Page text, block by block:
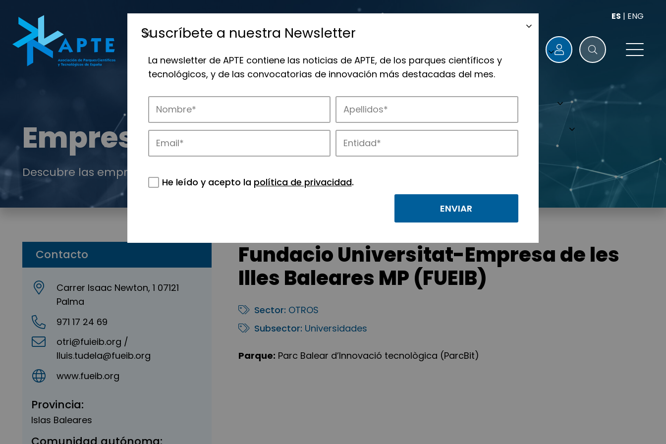
ES | ENG
Empresas
Descubre las empresas que impulsan la innovación en los parques de APTE.
Contacto
Carrer Isaac Newton, 1 07121
Palma
971 17 24 69
otri@fuieib.org /
lluis.tudela@fueib.org
www.fueib.org
Provincia:
Islas Baleares
Fundacio Universitat-Empresa de les
Illes Baleares MP (FUEIB)
Sector: OTROS
Subsector: Universidades
Parque: Parc Balear d’Innovació tecnològica (ParcBit)
Suscríbete a nuestra Newsletter
La newsletter de APTE contiene las noticias de APTE, de los parques científicos y
tecnológicos, y de las convocatorias de innovación más destacadas del mes.
He leído y acepto la política de privacidad.